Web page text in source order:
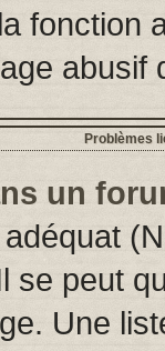
fonction
abusif
Problèmes
un
se peut
Une